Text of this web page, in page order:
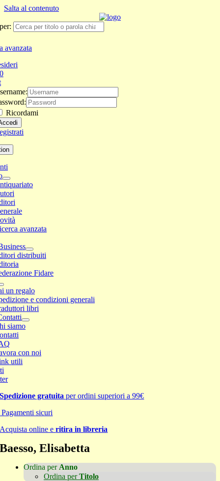
Salta al contenuto
avanzata
0
Ricordami
avanzata
distribuiti
Fidare
un regalo
e condizioni generali
libri
siamo
con noi
utili
Spedizione gratuita per ordini superiori a 99€
Pagamenti sicuri
Acquista online eritira in libreria
Baesso, Elisabetta
Ordina per Anno
Ordina perTitolo